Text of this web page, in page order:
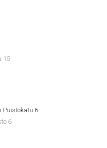
15
Puistokatu 6
6